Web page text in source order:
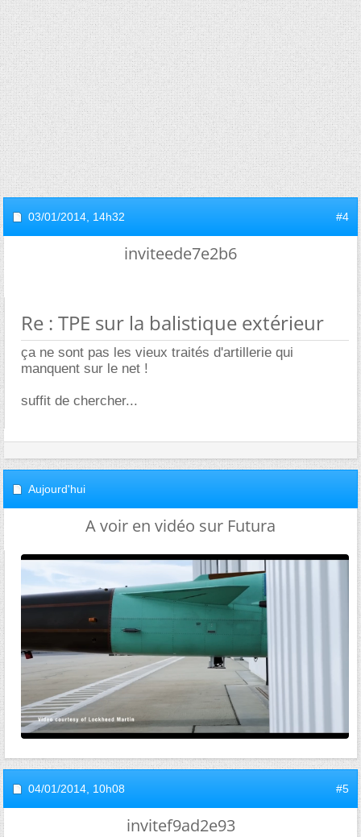
03/01/2014, 14h32 #4
inviteede7e2b6
Re : TPE sur la balistique extérieur
ça ne sont pas les vieux traités d'artillerie qui
manquent sur le net !
suffit de chercher...
Aujourd'hui
A voir en vidéo sur Futura
04/01/2014, 10h08 #5
invitef9ad2e93